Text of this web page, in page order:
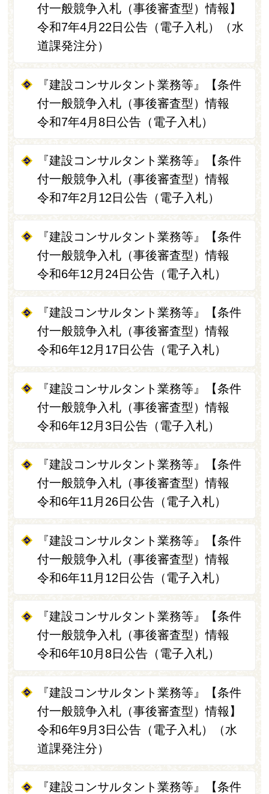
付一般競争入札（事後審査型）情報】
令和7年4月22日公告（電子入札）（水
道課発注分）
『建設コンサルタント業務等』【条件
付一般競争入札（事後審査型）情報
令和7年4月8日公告（電子入札）
『建設コンサルタント業務等』【条件
付一般競争入札（事後審査型）情報
令和7年2月12日公告（電子入札）
『建設コンサルタント業務等』【条件
付一般競争入札（事後審査型）情報
令和6年12月24日公告（電子入札）
『建設コンサルタント業務等』【条件
付一般競争入札（事後審査型）情報
令和6年12月17日公告（電子入札）
『建設コンサルタント業務等』【条件
付一般競争入札（事後審査型）情報
令和6年12月3日公告（電子入札）
『建設コンサルタント業務等』【条件
付一般競争入札（事後審査型）情報
令和6年11月26日公告（電子入札）
『建設コンサルタント業務等』【条件
付一般競争入札（事後審査型）情報
令和6年11月12日公告（電子入札）
『建設コンサルタント業務等』【条件
付一般競争入札（事後審査型）情報
令和6年10月8日公告（電子入札）
『建設コンサルタント業務等』【条件
付一般競争入札（事後審査型）情報】
令和6年9月3日公告（電子入札）（水
道課発注分）
『建設コンサルタント業務等』【条件